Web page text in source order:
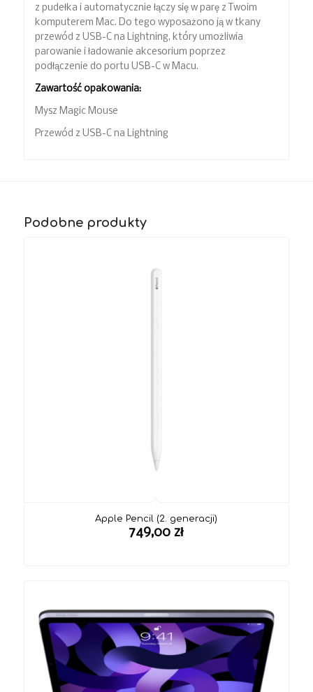
z pudełka i automatycznie łączy się w parę z Twoim
komputerem Mac. Do tego wyposażono ją w tkany
przewód z USB-C na Lightning, który umożliwia
parowanie i ładowanie akcesorium poprzez
podłączenie do portu USB-C w Macu.
Zawartość opakowania:
Mysz Magic Mouse
Przewód z USB-C na Lightning
Podobne produkty
Apple Pencil (2. generacji)
749,00 zł